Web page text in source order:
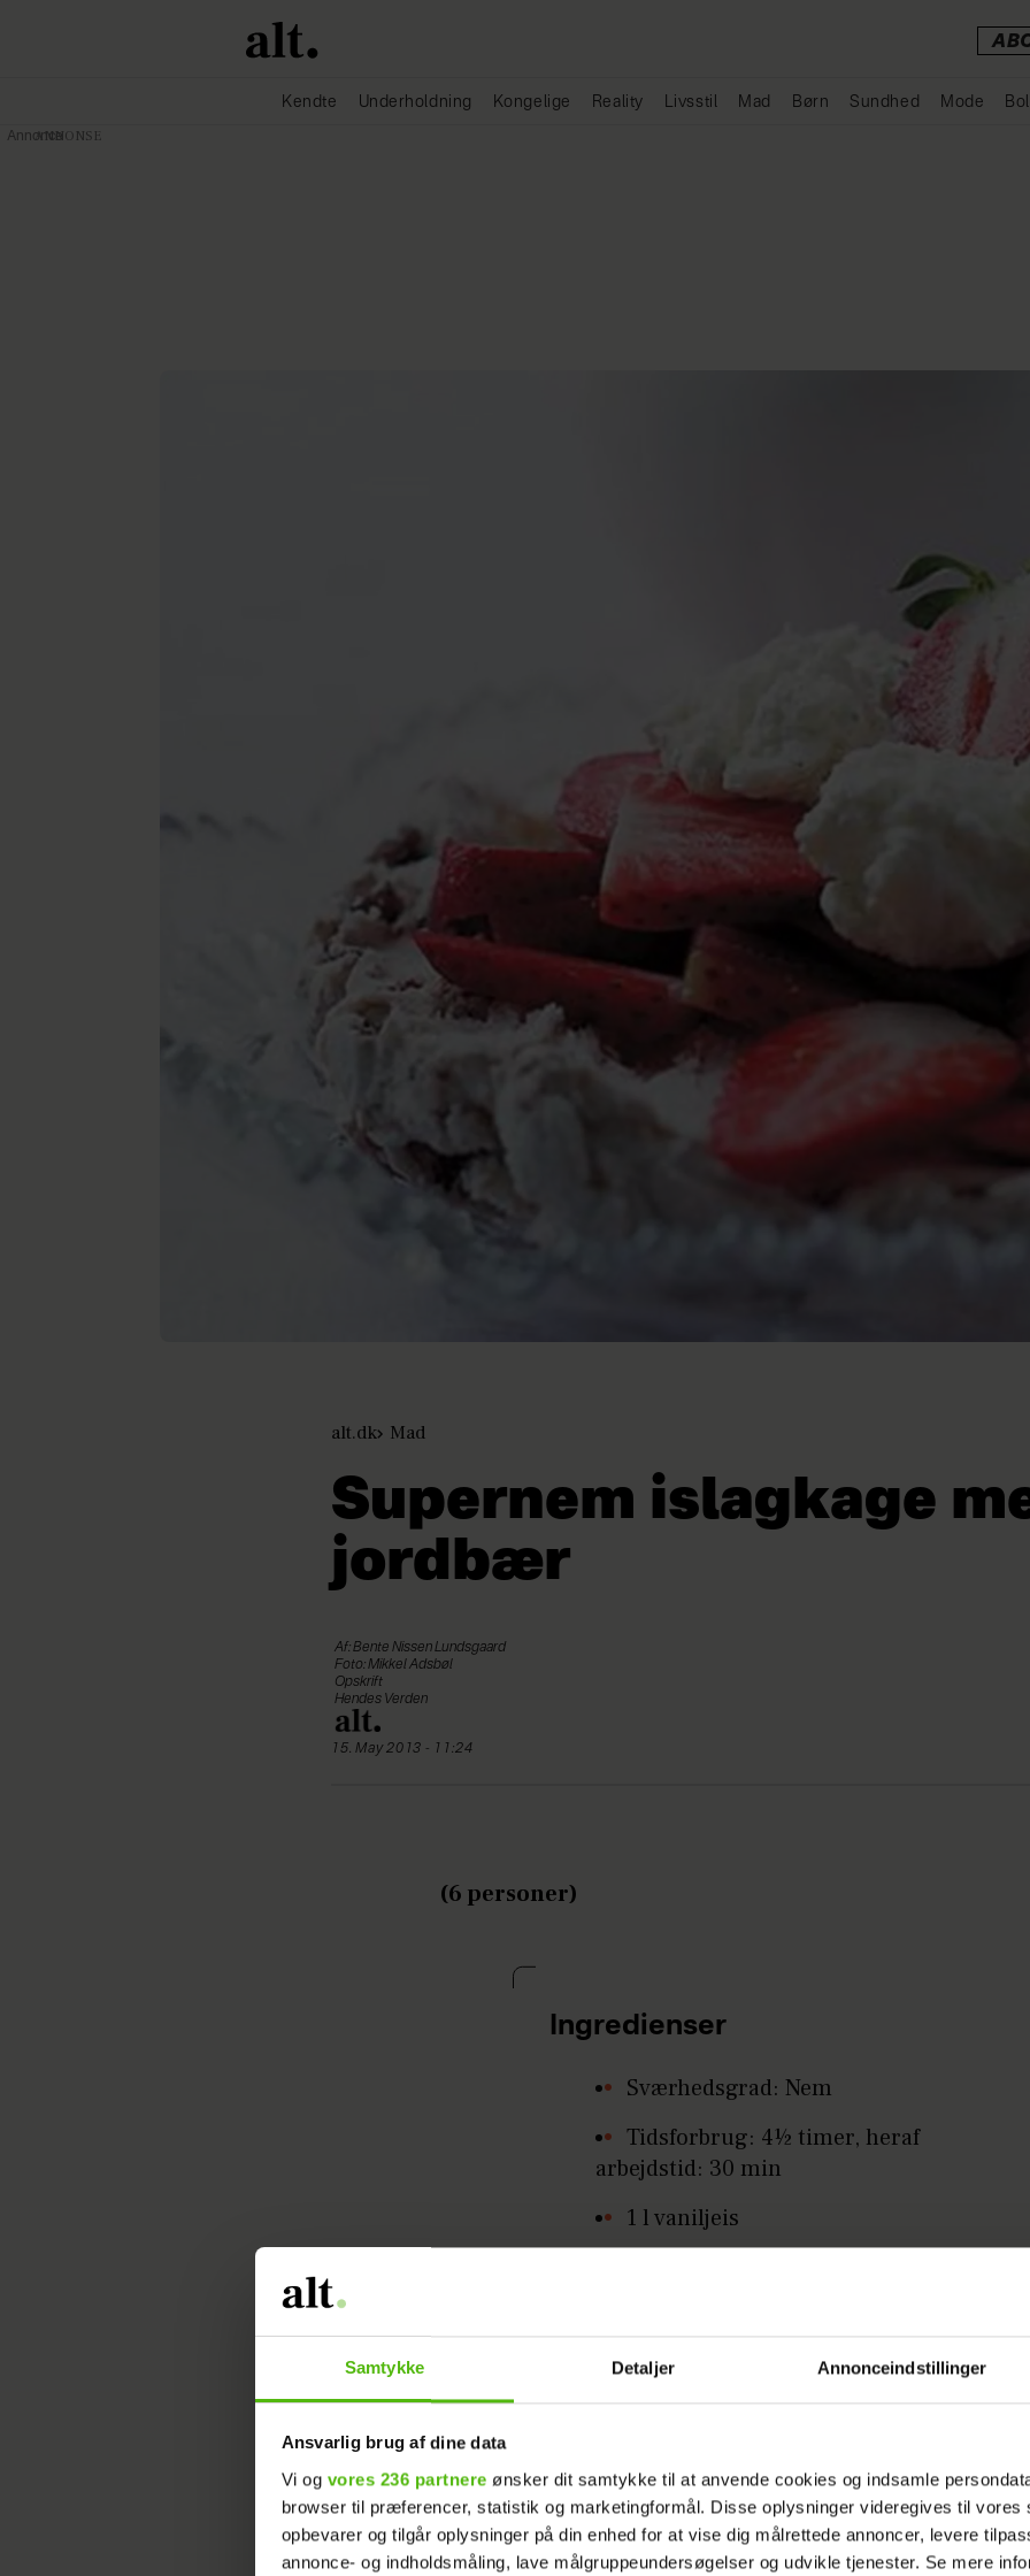
Samtykke Detaljer Annonceindstillinger
Ansvarlig brug af dine data
Vi og vores 236 partnere ønsker dit samtykke til at anvende cookies og indsamle
browser til præferencer, statistik og marketingformål. Disse oplysninger videregives til vores
opbevarer og tilgår oplysninger på din enhed for at vise dig målrettede annoncer, levere
annonce- og indholdsmåling, lave målgruppeundersøgelser og udvikle tjenester. Se mere
Kendte Underholdning Kongelige Reality Livsstil Mad Børn Sundhed Mode
alt.dk Mad
Supernem islagkage
jordbær
Af: Bente Nissen Lundsgaard
Foto: Mikkel Adsbøl
Opskrift
Hendes Verden
15. May 2013 - 11:24
(6 personer)
Ingredienser
Sværhedsgrad: Nem
Tidsforbrug: 4½ timer, heraf
arbejdstid: 30 min
1 l vaniljeis
2 dl piskefløde pisket til flødeskum
Rør vaniljeisen lidt blød.Knus rutebilerne og rør
Foer en springform på22 cm i diameter med
Annonce